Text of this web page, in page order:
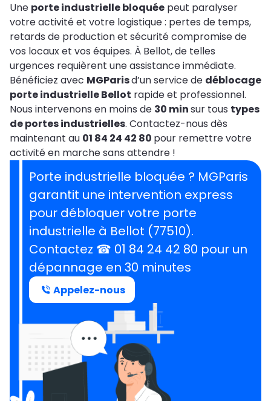
Une porte industrielle bloquée peut paralyser
votre activité et votre logistique : pertes de temps,
retards de production et sécurité compromise de
vos locaux et vos équipes. À Bellot, de telles
urgences requièrent une assistance immédiate.
Bénéficiez avec MGParisd’un service de déblocage
porte industrielle Bellot rapide et professionnel.
Nous intervenons en moins de 30 minsur tous types
de portes industrielles. Contactez-nous dès
maintenant au 01 84 24 42 80 pour remettre votre
activité en marche sans attendre !
Porte industrielle bloquée ? MGParis
garantit une intervention express
pour débloquer votre porte
industrielle à Bellot (77510).
Contactez ☎ 01 84 24 42 80 pour un
dépannage en 30 minutes
Appelez-nous